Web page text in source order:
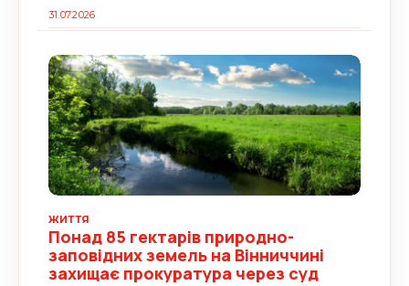
іноземцями вимог...
31.07.2026
ЖИТТЯ
Понад 85 гектарів природно-
заповідних земель на Вінниччині
захищає прокуратура через суд